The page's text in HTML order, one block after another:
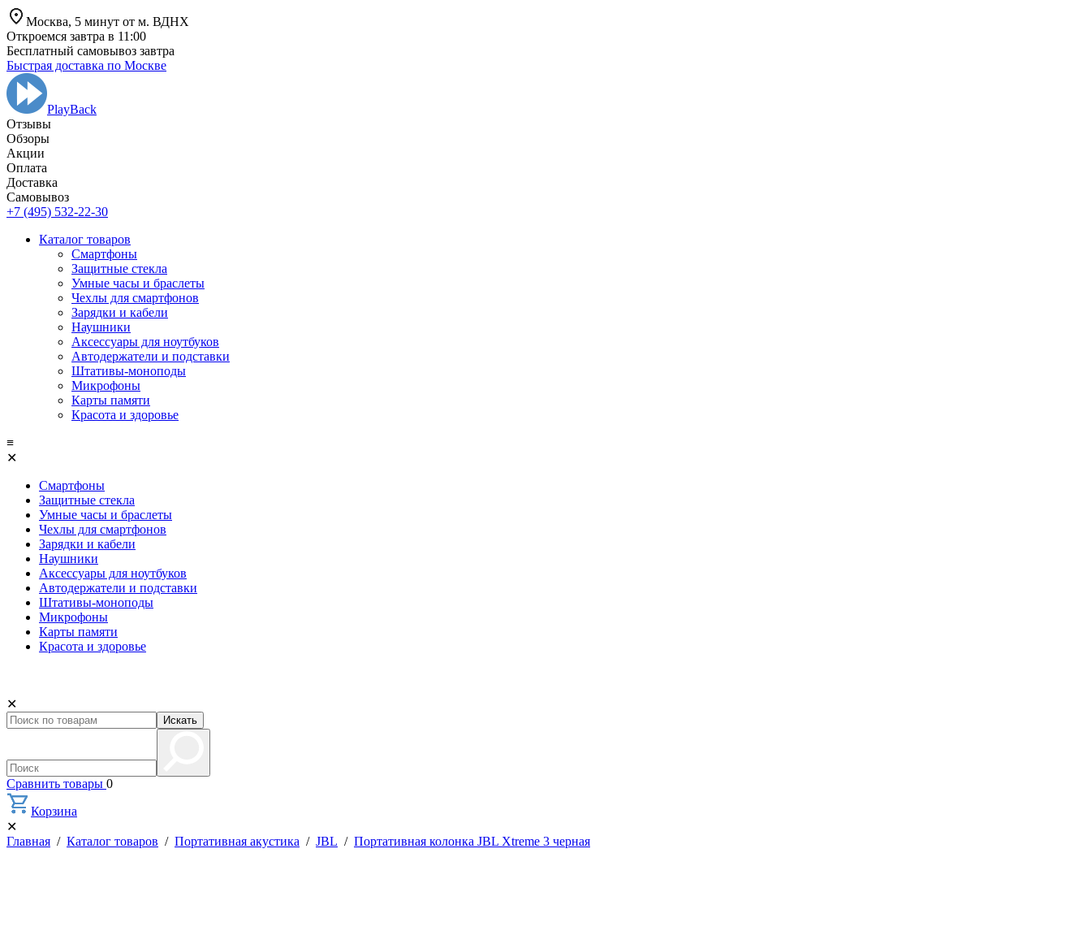
Москва, 5 минут от м. ВДНХ
Откроемся завтра в 11:00
Бесплатный самовывоз завтра
Быстрая доставка по Москве
PlayBack
Отзывы
Обзоры
Aкции
Оплата
Доставка
Самовывоз
+7 (495) 532-22-30
Каталог товаров
Смартфоны
Защитные стекла
Умные часы и браслеты
Чехлы для смартфонов
Зарядки и кабели
Наушники
Аксессуары для ноутбуков
Автодержатели и подставки
Штативы-моноподы
Микрофоны
Карты памяти
Красота и здоровье
≡
✕
Смартфоны
Защитные стекла
Умные часы и браслеты
Чехлы для смартфонов
Зарядки и кабели
Наушники
Аксессуары для ноутбуков
Автодержатели и подставки
Штативы-моноподы
Микрофоны
Карты памяти
Красота и здоровье
✕
Искать
Сравнить товары 0
Корзина
✕
Главная / Каталог товаров / Портативная акустика / JBL / Портативная колонка JBL Xtreme 3 черная